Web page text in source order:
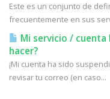
Este es un conjunto de
frecuentemente en sus
Mi servicio / cuenta
hacer?
¡Mi cuenta ha sido
revisar tu correo (en caso...